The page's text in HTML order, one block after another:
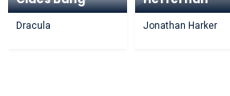
Dracula Jonathan Harker